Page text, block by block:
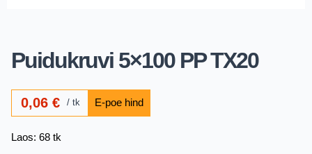
Puidukruvi 5×100 PP TX20
0,06€ tk
Laos: 68 tk